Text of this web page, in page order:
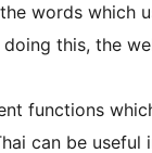
words which
this, the
functions
can be